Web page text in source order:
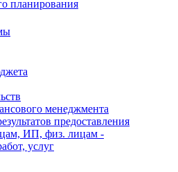
планирования
менеджмента
предоставления
ИП, физ. лицам -
услуг